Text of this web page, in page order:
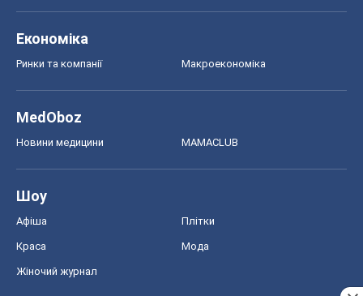
Економіка
Ринки та компанії Макроекономіка
MedOboz
Новини медицини MAMACLUB
Шоу
Афіша Плітки
Краса Мода
Жіночий журнал